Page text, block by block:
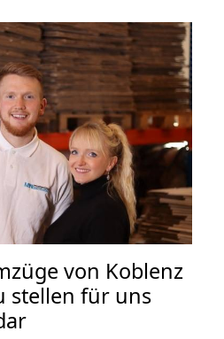
von Koblenz
stellen für uns